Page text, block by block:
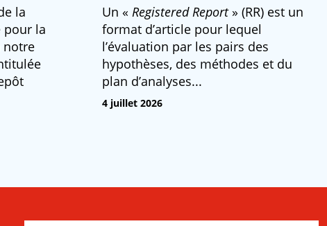
la
pour la
notre
Un « Registered Report» (RR) est un
format d’article pour lequel
l’évaluation par les pairs des
hypothèses, des méthodes et du
plan d’analyses...
4 juillet 2026